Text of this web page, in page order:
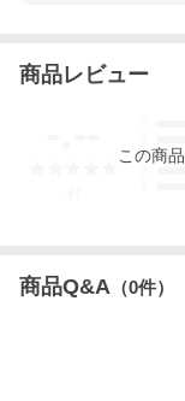
商品レビュー
3
この商品
商品Q&A （0件）